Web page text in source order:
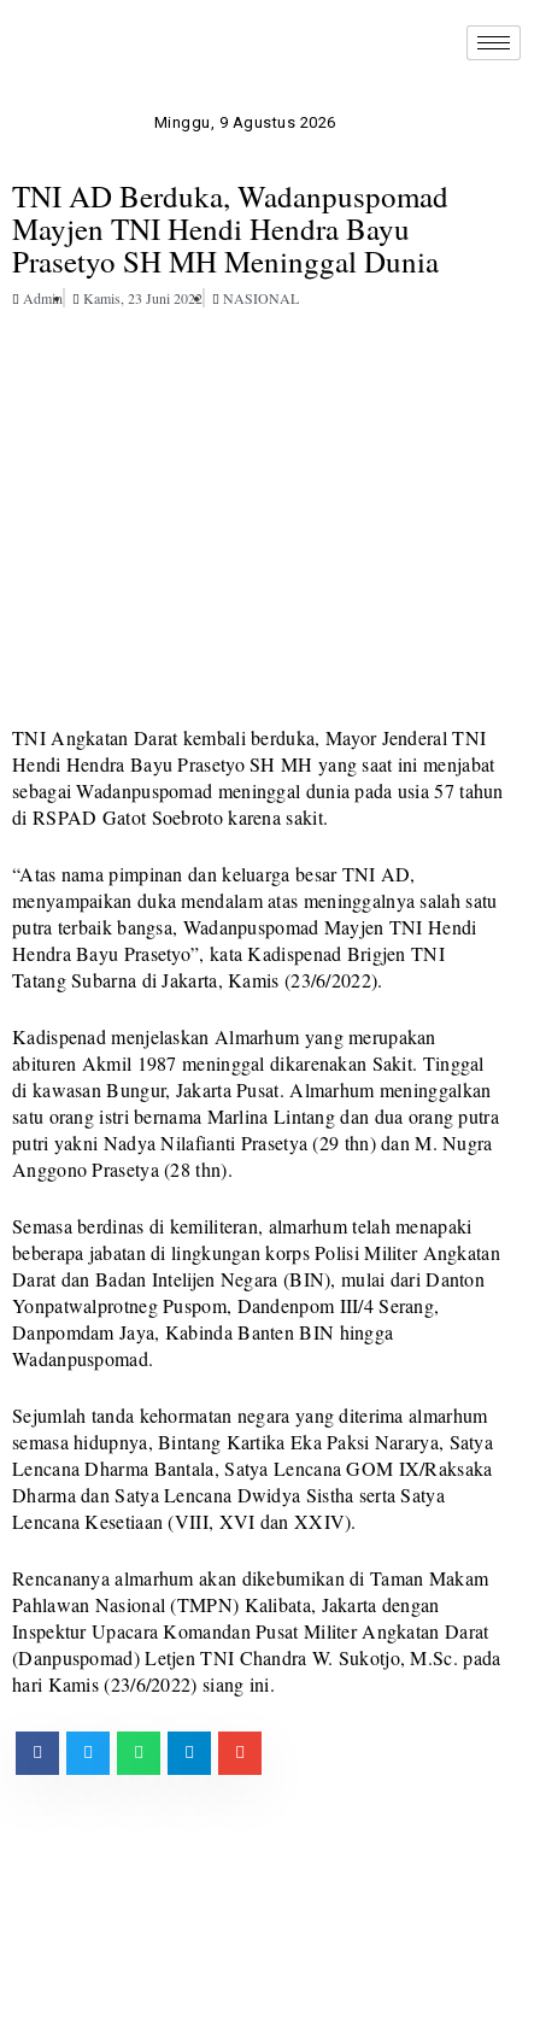
Minggu, 9 Agustus 2026
TNI AD Berduka, Wadanpuspomad
Mayjen TNI Hendi Hendra Bayu
Prasetyo SH MH Meninggal Dunia
Admin Kamis, 23 Juni 2022 NASIONAL
TNI Angkatan Darat kembali berduka, Mayor Jenderal TNI
Hendi Hendra Bayu Prasetyo SH MH yang saat ini menjabat
sebagai Wadanpuspomad meninggal dunia pada usia 57 tahun
di RSPAD Gatot Soebroto karena sakit.
“Atas nama pimpinan dan keluarga besar TNI AD,
menyampaikan duka mendalam atas meninggalnya salah satu
putra terbaik bangsa, Wadanpuspomad Mayjen TNI Hendi
Hendra Bayu Prasetyo”, kata Kadispenad Brigjen TNI
Tatang Subarna di Jakarta, Kamis (23/6/2022).
Kadispenad menjelaskan Almarhum yang merupakan
abituren Akmil 1987 meninggal dikarenakan Sakit. Tinggal
di kawasan Bungur, Jakarta Pusat. Almarhum meninggalkan
satu orang istri bernama Marlina Lintang dan dua orang putra
putri yakni Nadya Nilafianti Prasetya (29 thn) dan M. Nugra
Anggono Prasetya (28 thn).
Semasa berdinas di kemiliteran, almarhum telah menapaki
beberapa jabatan di lingkungan korps Polisi Militer Angkatan
Darat dan Badan Intelijen Negara (BIN), mulai dari Danton
Yonpatwalprotneg Puspom, Dandenpom III/4 Serang,
Danpomdam Jaya, Kabinda Banten BIN hingga
Wadanpuspomad.
Sejumlah tanda kehormatan negara yang diterima almarhum
semasa hidupnya, Bintang Kartika Eka Paksi Nararya, Satya
Lencana Dharma Bantala, Satya Lencana GOM IX/Raksaka
Dharma dan Satya Lencana Dwidya Sistha serta Satya
Lencana Kesetiaan (VIII, XVI dan XXIV).
Rencananya almarhum akan dikebumikan di Taman Makam
Pahlawan Nasional (TMPN) Kalibata, Jakarta dengan
Inspektur Upacara Komandan Pusat Militer Angkatan Darat
(Danpuspomad) Letjen TNI Chandra W. Sukotjo, M.Sc. pada
hari Kamis (23/6/2022) siang ini.